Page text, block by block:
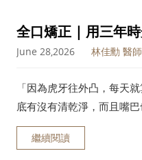
全口矯正 | 用三年
June 28,2026 林佳勳 醫師
「因為虎牙往外凸，每天
底有沒有清乾淨，而且嘴
時，最困擾她的有兩件事，
外凸的問題。因為牙齒往
繼續閱讀